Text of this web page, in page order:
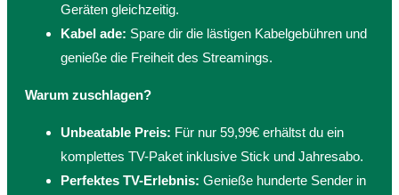
Geräten gleichzeitig.
Kabel ade: Spare dir die lästigen Kabelgebühren und
genieße die Freiheit des Streamings.
Warum zuschlagen?
Unbeatable Preis: Für nur 59,99€ erhältst du ein
komplettes TV-Paket inklusive Stick und Jahresabo.
Perfektes TV-Erlebnis: Genieße hunderte Sender in